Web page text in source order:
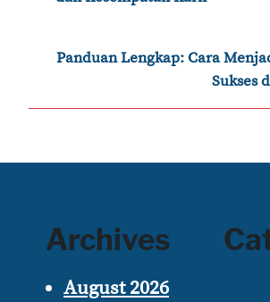
navigation
Panduan Lengkap: Cara
Sukses
Archives
August 2026